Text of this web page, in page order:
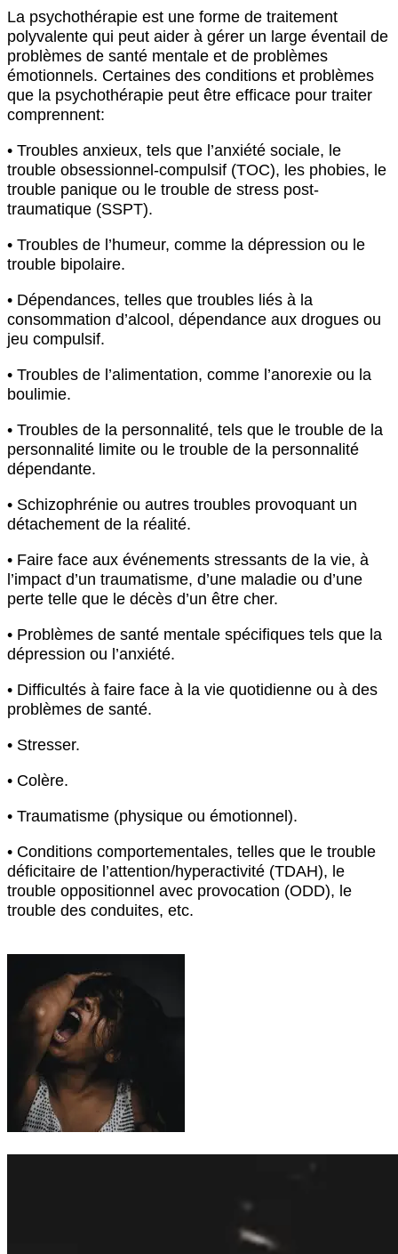
La psychothérapie est une forme de traitement
polyvalente qui peut aider à gérer un large éventail de
problèmes de santé mentale et de problèmes
émotionnels. Certaines des conditions et problèmes
que la psychothérapie peut être efficace pour traiter
comprennent:
• Troubles anxieux, tels que l’anxiété sociale, le
trouble obsessionnel-compulsif (TOC), les phobies, le
trouble panique ou le trouble de stress post-
traumatique (SSPT).
• Troubles de l’humeur, comme la dépression ou le
trouble bipolaire.
• Dépendances, telles que troubles liés à la
consommation d’alcool, dépendance aux drogues ou
jeu compulsif.
• Troubles de l’alimentation, comme l’anorexie ou la
boulimie.
• Troubles de la personnalité, tels que le trouble de la
personnalité limite ou le trouble de la personnalité
dépendante.
• Schizophrénie ou autres troubles provoquant un
détachement de la réalité.
• Faire face aux événements stressants de la vie, à
l’impact d’un traumatisme, d’une maladie ou d’une
perte telle que le décès d’un être cher.
• Problèmes de santé mentale spécifiques tels que la
dépression ou l’anxiété.
• Difficultés à faire face à la vie quotidienne ou à des
problèmes de santé.
• Stresser.
• Colère.
• Traumatisme (physique ou émotionnel).
• Conditions comportementales, telles que le trouble
déficitaire de l’attention/hyperactivité (TDAH), le
trouble oppositionnel avec provocation (ODD), le
trouble des conduites, etc.